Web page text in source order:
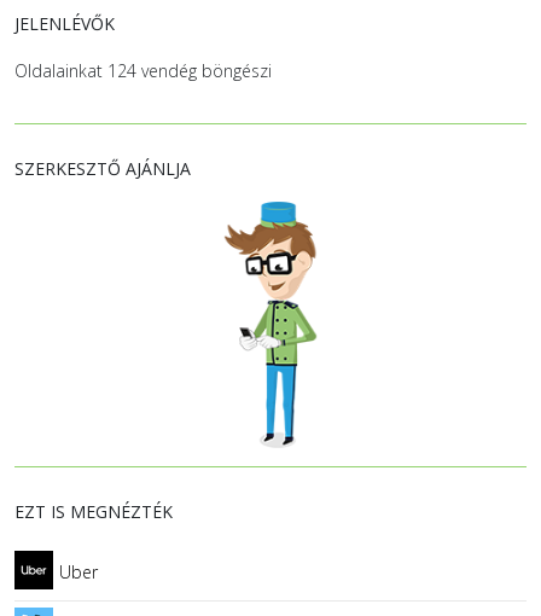
JELENLÉVŐK
Oldalainkat 124 vendég böngészi
SZERKESZTŐ AJÁNLJA
EZT IS MEGNÉZTÉK
Uber